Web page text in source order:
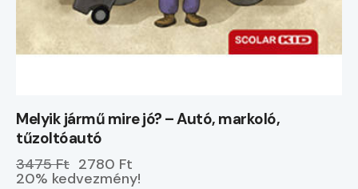
Melyik jármű mire jó? – Autó, markoló,
tűzoltóautó
3475 Ft 2780 Ft
20% kedvezmény!